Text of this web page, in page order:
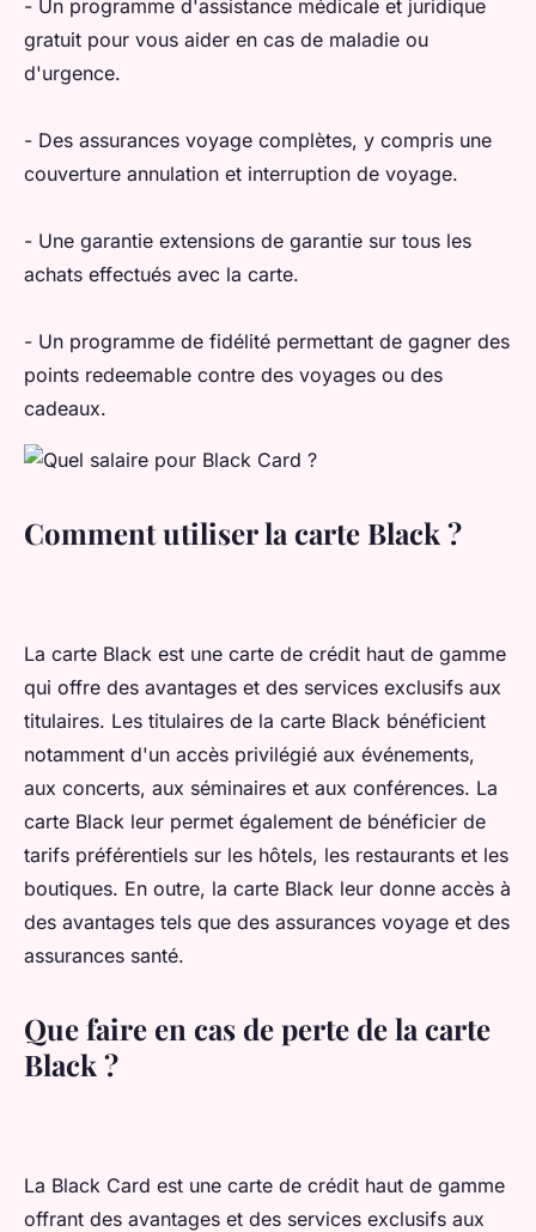
- Un programme d'assistance médicale et juridique
gratuit pour vous aider en cas de maladie ou
d'urgence.
- Des assurances voyage complètes, y compris une
couverture annulation et interruption de voyage.
- Une garantie extensions de garantie sur tous les
achats effectués avec la carte.
- Un programme de fidélité permettant de gagner des
points redeemable contre des voyages ou des
cadeaux.
Comment utiliser la carte Black ?
La carte Black est une carte de crédit haut de gamme
qui offre des avantages et des services exclusifs aux
titulaires. Les titulaires de la carte Black bénéficient
notamment d'un accès privilégié aux événements,
aux concerts, aux séminaires et aux conférences. La
carte Black leur permet également de bénéficier de
tarifs préférentiels sur les hôtels, les restaurants et les
boutiques. En outre, la carte Black leur donne accès à
des avantages tels que des assurances voyage et des
assurances santé.
Que faire en cas de perte de la carte
Black ?
La Black Card est une carte de crédit haut de gamme
offrant des avantages et des services exclusifs aux